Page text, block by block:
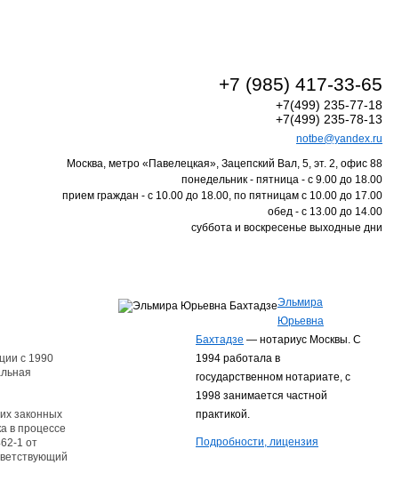
+7 (985) 417-33-65
+7(499) 235-77-18
+7(499) 235-78-13
notbe@yandex.ru
Москва, метро «Павелецкая», Зацепский Вал, 5, эт. 2, офис 88
понедельник - пятница - с 9.00 до 18.00
прием граждан - с 10.00 до 18.00, по пятницам с 10.00 до 17.00
обед - с 13.00 до 14.00
суббота и воскресенье выходные дни
с 1990
законных
в процессе
1 от
Эльмира
Юрьевна
Бахтадзе — нотариус Москвы. С
1994 работала в
государственном нотариате, с
1998 занимается частной
практикой.
Подробности, лицензия